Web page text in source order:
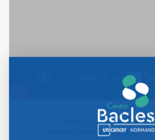
Date de publication :
Date de dernière mise à